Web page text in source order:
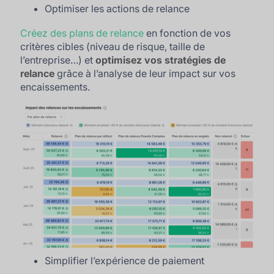
Optimiser les actions de relance
Créez des plans de relance en fonction de vos
critères cibles (niveau de risque, taille de
l’entreprise…) etoptimisez vos stratégies de
relance grâce à l’analyse de leur impact sur vos
encaissements.
Simplifier l’expérience de paiement